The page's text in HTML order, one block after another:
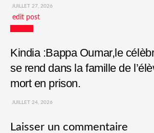
JUILLET 27, 2026
edit post
Kindia :Bappa Oumar,le
se rend dans la famille de
mort en prison.
JUILLET 24, 2026
Laisser un commentaire